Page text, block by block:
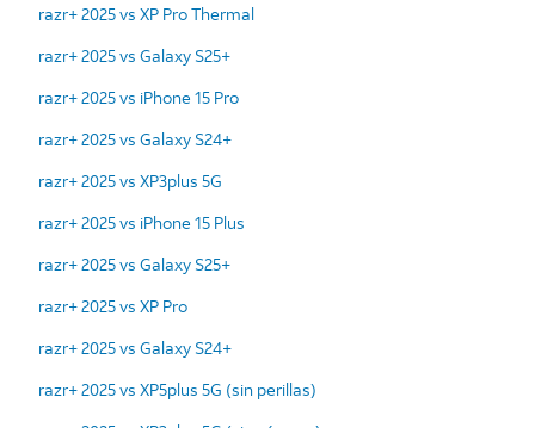
razr+ 2025 vs XP Pro Thermal
razr+ 2025 vs Galaxy S25+
razr+ 2025 vs iPhone 15 Pro
razr+ 2025 vs Galaxy S24+
razr+ 2025 vs XP3plus 5G
razr+ 2025 vs iPhone 15 Plus
razr+ 2025 vs Galaxy S25+
razr+ 2025 vs XP Pro
razr+ 2025 vs Galaxy S24+
razr+ 2025 vs XP5plus 5G (sin perillas)